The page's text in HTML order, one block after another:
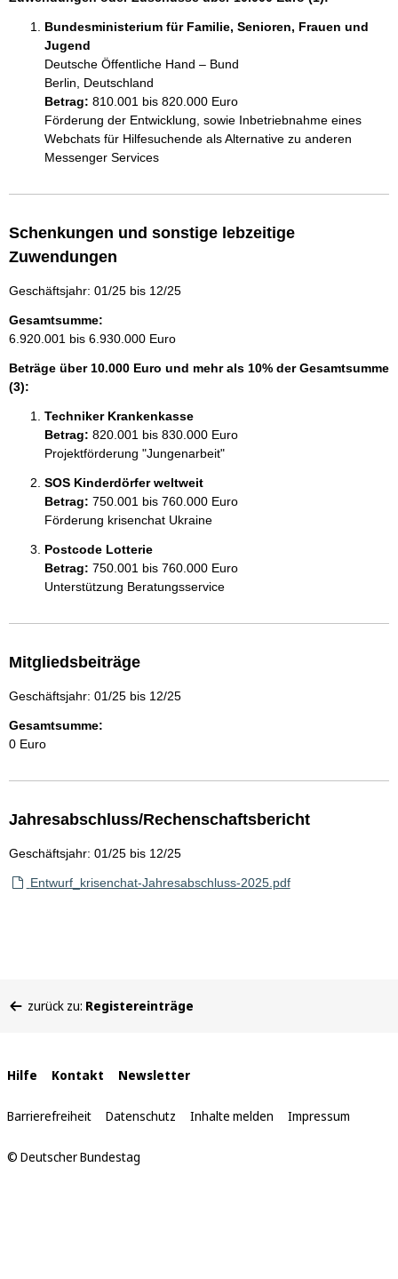
Bundesministerium für Familie, Senioren, Frauen und
Jugend
Deutsche Öffentliche Hand – Bund
Berlin, Deutschland
Betrag: 810.001 bis 820.000 Euro
Förderung der Entwicklung, sowie Inbetriebnahme eines
Webchats für Hilfesuchende als Alternative zu anderen
Messenger Services
Schenkungen und sonstige lebzeitige
Zuwendungen
Geschäftsjahr: 01/25 bis 12/25
Gesamtsumme:
6.920.001 bis 6.930.000 Euro
Beträge über 10.000 Euro und mehr als 10% der Gesamtsumme
(3):
Techniker Krankenkasse
Betrag: 820.001 bis 830.000 Euro
Projektförderung "Jungenarbeit"
SOS Kinderdörfer weltweit
Betrag: 750.001 bis 760.000 Euro
Förderung krisenchat Ukraine
Postcode Lotterie
Betrag: 750.001 bis 760.000 Euro
Unterstützung Beratungsservice
Mitgliedsbeiträge
Geschäftsjahr: 01/25 bis 12/25
Gesamtsumme:
0 Euro
Jahresabschluss/Rechenschaftsbericht
Geschäftsjahr: 01/25 bis 12/25
Entwurf_krisenchat-Jahresabschluss-2025.pdf
befinden
zurück zu: Registereinträge
Interne
Links
Hilfe Kontakt Newsletter
Barrierefreiheit Datenschutz Inhalte melden Impressum
© Deutscher Bundestag